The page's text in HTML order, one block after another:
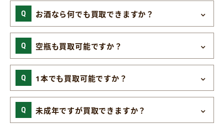
お酒なら何でも買取できますか？
空瓶も買取可能ですか？
1本でも買取可能ですか？
未成年ですが買取できますか？